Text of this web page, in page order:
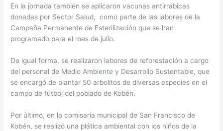
En la jornada también se aplicaron vacunas antirrábicas
donadas por Sector Salud, como parte de las labores de la
Campaña Permanente de Esterilización que se han
programado para el mes de julio.
De igual forma, se realizaron labores de reforestación a cargo
del personal de Medio Ambiente y Desarrollo Sustentable, que
se encargó de plantar 50 arbolitos de diversas especies en el
campo de fútbol del poblado de Kobén.
Por último, en la comisaría municipal de San Francisco de
Kobén, se realizó una plática ambiental con los niños de la